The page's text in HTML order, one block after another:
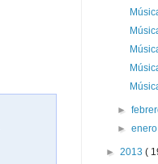
►
►
► 2013 (